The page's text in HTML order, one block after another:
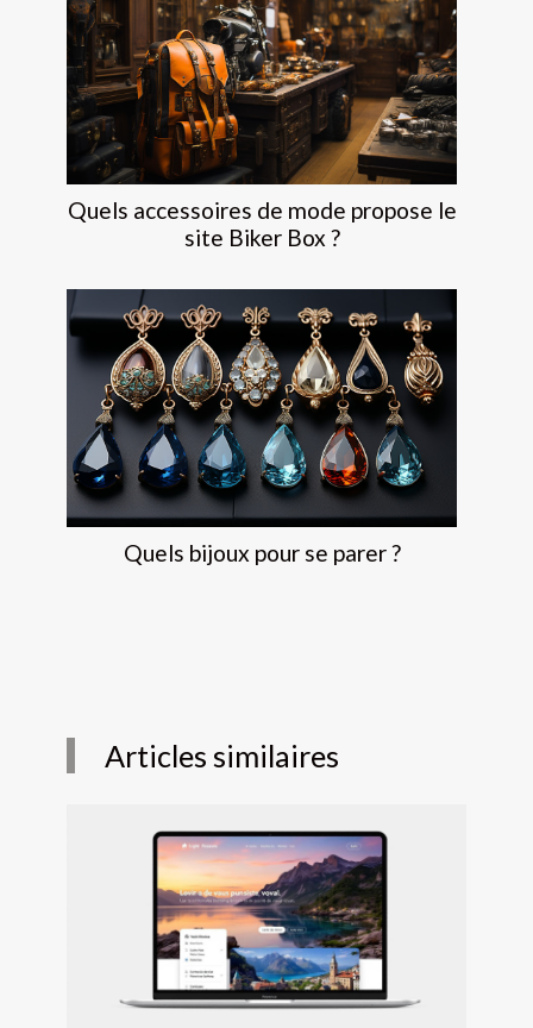
Quels accessoires de mode propose le
site Biker Box ?
Quels bijoux pour se parer ?
Articles similaires